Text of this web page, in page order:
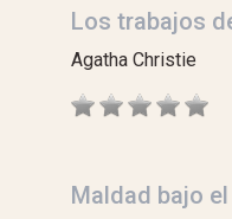
Los trabajos
Agatha Christie
Maldad bajo